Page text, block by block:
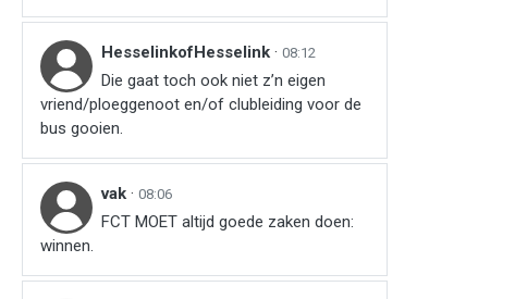
HesselinkofHesselink · 08:12
Die gaat toch ook niet z’n eigen
vriend/ploeggenoot en/of clubleiding voor de
bus gooien.
vak · 08:06
FCT MOET altijd goede zaken doen:
winnen.